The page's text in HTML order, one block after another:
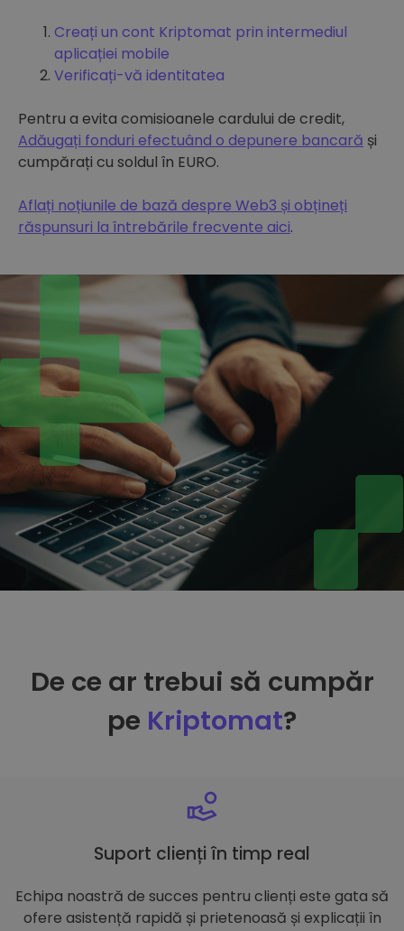
Creați un cont Kriptomat prin intermediul
aplicației mobile
Verificați-vă identitatea
Pentru a evita comisioanele cardului de credit,
Adăugați fonduri efectuând o depunere bancară și
cumpărați cu soldul în EURO.
Aflați noțiunile de bază despre Web3 și obțineți
răspunsuri la întrebările frecvente aici.
De ce ar trebui să cumpăr
pe Kriptomat?
Suport clienți în timp real
Echipa noastră de succes pentru clienți este gata să
ofere asistență rapidă și prietenoasă și explicații în